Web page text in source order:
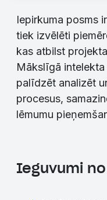
Iepirkuma posms
tiek izvēlēti
kas atbilst
Mākslīgā
palīdzēt analizēt
procesus,
lēmumu
Ieguvumi